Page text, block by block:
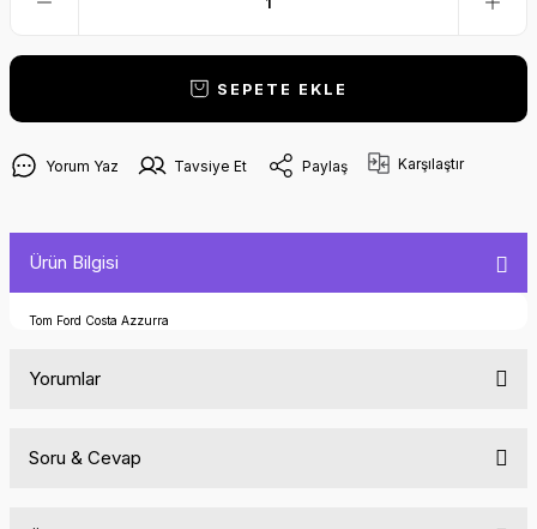
SEPETE EKLE
Yorum Yaz Tavsiye Et Paylaş Karşılaştır
Ürün Bilgisi
Tom Ford Costa Azzurra
Yorumlar
Soru & Cevap